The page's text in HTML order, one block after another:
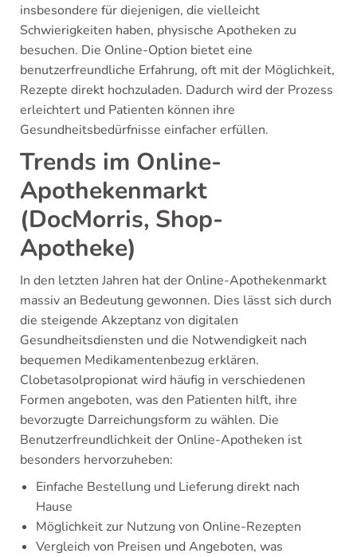
insbesondere für diejenigen, die vielleicht
Schwierigkeiten haben, physische Apotheken zu
besuchen. Die Online-Option bietet eine
benutzerfreundliche Erfahrung, oft mit der Möglichkeit,
Rezepte direkt hochzuladen. Dadurch wird der Prozess
erleichtert und Patienten können ihre
Gesundheitsbedürfnisse einfacher erfüllen.
Trends im Online-
Apothekenmarkt
(DocMorris, Shop-
Apotheke)
In den letzten Jahren hat der Online-Apothekenmarkt
massiv an Bedeutung gewonnen. Dies lässt sich durch
die steigende Akzeptanz von digitalen
Gesundheitsdiensten und die Notwendigkeit nach
bequemen Medikamentenbezug erklären.
Clobetasolpropionat wird häufig in verschiedenen
Formen angeboten, was den Patienten hilft, ihre
bevorzugte Darreichungsform zu wählen. Die
Benutzerfreundlichkeit der Online-Apotheken ist
besonders hervorzuheben:
Einfache Bestellung und Lieferung direkt nach
Hause
Möglichkeit zur Nutzung von Online-Rezepten
Vergleich von Preisen und Angeboten, was